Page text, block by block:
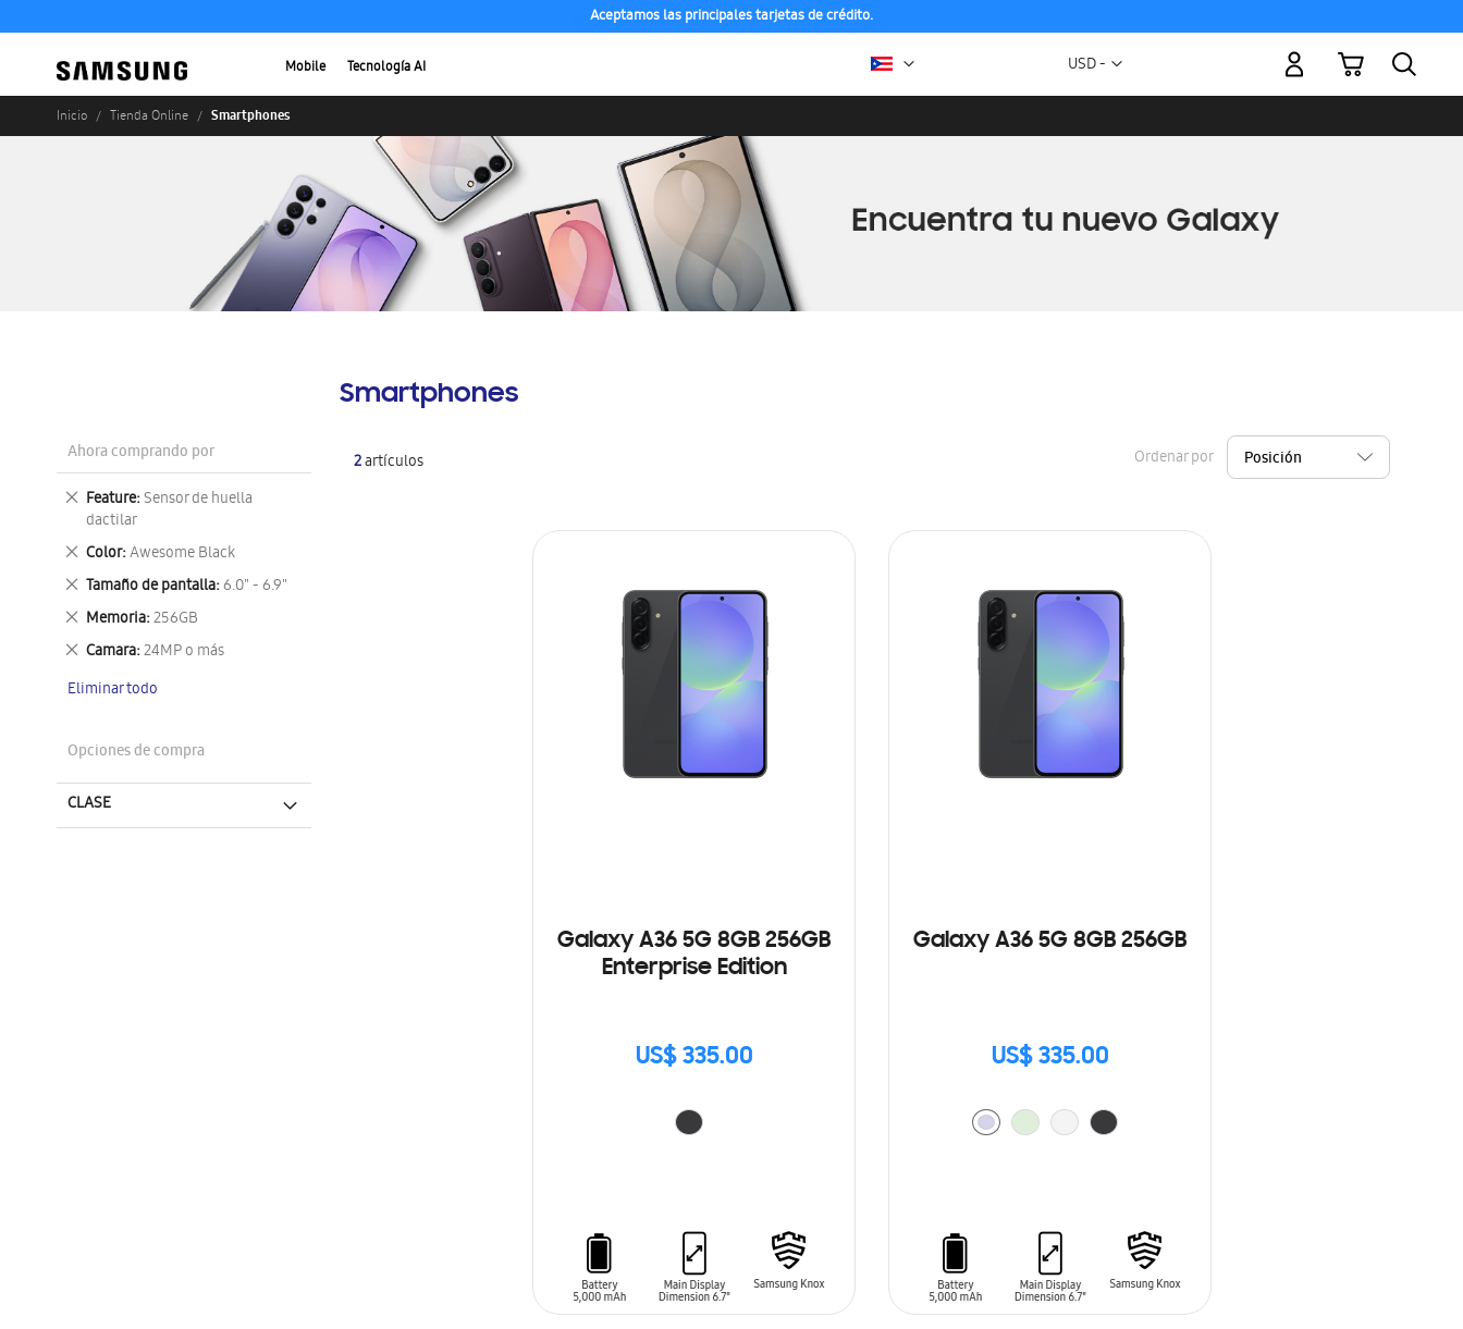
Aceptamos las principales tarjetas de crédito.
Mobile Tecnología AI Moneda
USD -
Mi carrito
Inicio Tienda Online Smartphones
Smartphones
2artículos Ordenar por
Galaxy A36 5G 8GB 256GB
Enterprise Edition
US$ 335.00
Galaxy A36 5G 8GB 256GB
US$ 335.00
Ahora comprando por
Feature Sensor de huella
dactilar
Eliminar
este
artículo
Color Awesome Black
Eliminar
este
artículo
Tamaño de pantalla 6.0" - 6.9"
Eliminar
este
artículo
Memoria 256GB
Eliminar
este
artículo
Camara 24MP o más
Eliminar
artículo
Eliminar todo
Opciones de compra
CLASE